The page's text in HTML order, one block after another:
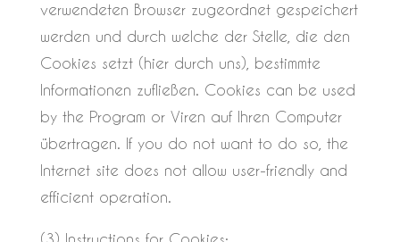
verwendeten Browser zugeordnet gespeichert
werden und durch welche der Stelle, die den
Cookies setzt (hier durch uns), bestimmte
Informationen zufließen. Cookies can be used
by the Program or Viren auf Ihren Computer
übertragen. If you do not want to do so, the
Internet site does not allow user-friendly and
efficient operation.
(3) Instructions for Cookies: